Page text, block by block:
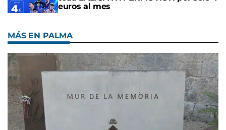
euros al mes
MÁS EN PALMA